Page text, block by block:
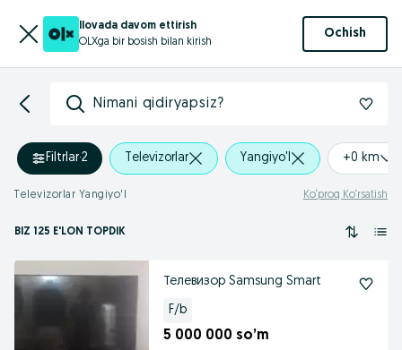
Ilovada davom ettirish
OLXga bir bosish bilan kirish
Ochish
Nimani qidiryapsiz?
Filtrlar·2 Televizorlar Yangiyo'l +0 km
Televizorlar Yangiyo'l Ko‘proq Ko‘rsatish
BIZ 125 E'LON TOPDIK
Телевизор Samsung Smart
F/b
5 000 000 so’m